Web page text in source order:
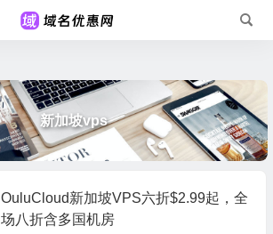
新加坡vps
OuluCloud新加坡VPS六折$2.99起，全
场八折含多国机房